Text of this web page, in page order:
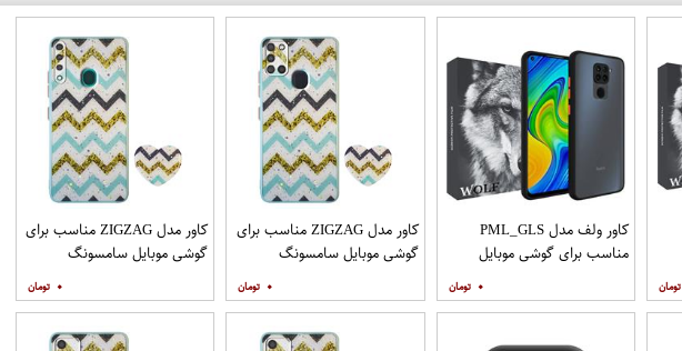
کاور ولف مدل PML_GLS
مناسب برای گوشی موبایل
۰
کاور مدل ZIGZAG مناسب برای
گوشی موبایل سامسونگ
نگهدارنده
۰
کاور مدل ZIGZAG مناسب برای
گوشی موبایل سامسونگ
نگهدارنده
۰